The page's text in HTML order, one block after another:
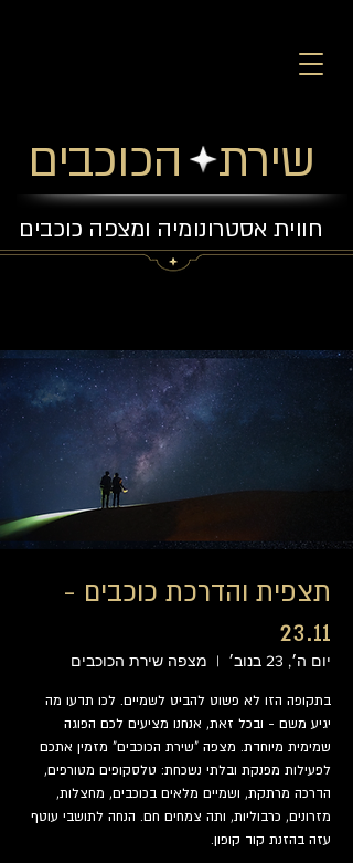
שירת הכוכבים
חווית אסטרונומיה ומצפה כוכבים
תצפית והדרכת כוכבים -
23.11
יום ה׳, 23 בנוב׳
  |
מצפה שירת הכוכבים
בתקופה הזו לא פשוט להביט לשמיים. לכו תדעו מה
יגיע משם - ובכל זאת, אנחנו מציעים לכם הפוגה
שמימית מיוחדת. מצפה "שירת הכוכבים" מזמין אתכם
לפעילות מפנקת ובלתי נשכחת: טלסקופים מטורפים,
הדרכה מרתקת, ושמיים מלאים בכוכבים, מחצלות,
מזרונים, כרבוליות, ותה צמחים חם. הנחה לתושבי עוטף
עזה בהזנת קוד קופון.